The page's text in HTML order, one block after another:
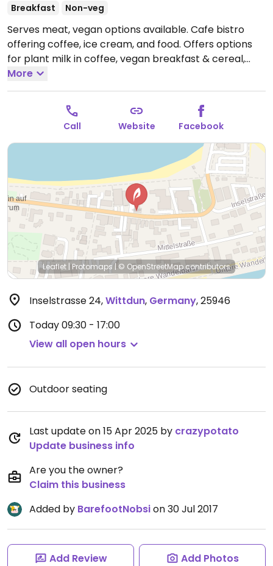
Breakfast
Non-veg
Serves meat, vegan options available. Cafe bistro
offering coffee, ice cream, and food. Offers options
for plant milk in coffee, vegan breakfast & cereal,
pancakes & rice pudding, plus vegan waffles with
toppings.Open Mon 09:30-17:00, Wed-Sun 09:30-
More
Call Website Facebook
Leaflet | Protomaps|© OpenStreetMap contributors
Inselstrasse 24,Wittdun, Germany,25946
Today09:30 - 17:00
View all open hours
Outdoor seating
Last update on 15 Apr 2025 by crazypotato
Update business info
Are you the owner?
Claim this business
Added by BarefootNobsion 30 Jul 2017
Add Review Add Photos